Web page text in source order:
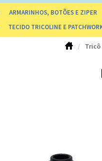
ARMARINHOS, BOTÕES E ZIPER
TECIDO TRICOLINE E
Tricô